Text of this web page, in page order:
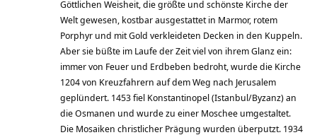
Göttlichen Weisheit, die größte und schönste Kirche der
Welt gewesen, kostbar ausgestattet in Marmor, rotem
Porphyr und mit Gold verkleideten Decken in den Kuppeln.
Aber sie büßte im Laufe der Zeit viel von ihrem Glanz ein:
immer von Feuer und Erdbeben bedroht, wurde die Kirche
1204 von Kreuzfahrern auf dem Weg nach Jerusalem
geplündert. 1453 fiel Konstantinopel (Istanbul/Byzanz) an
die Osmanen und wurde zu einer Moschee umgestaltet.
Die Mosaiken christlicher Prägung wurden überputzt. 1934